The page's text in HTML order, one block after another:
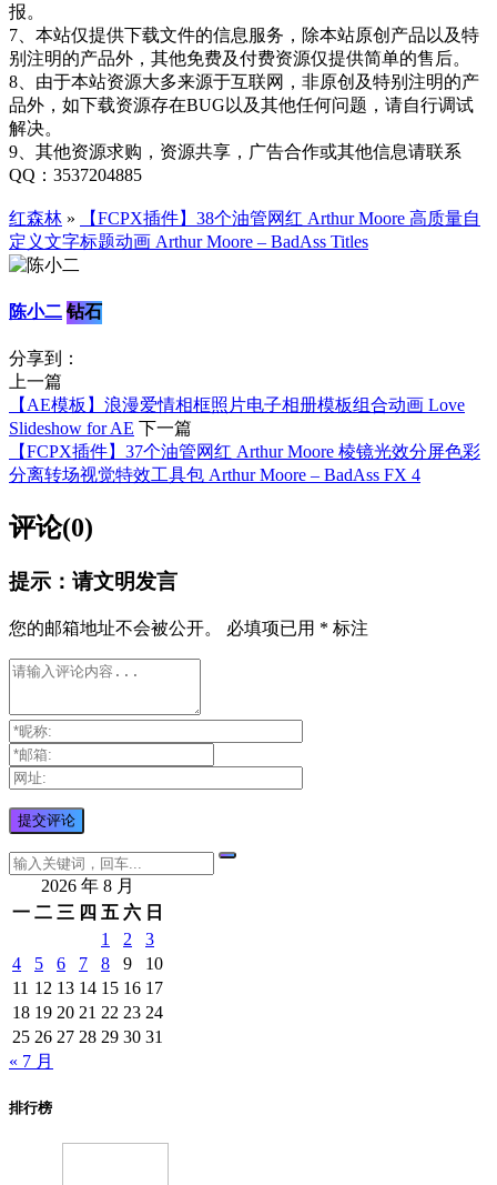
报。
7、本站仅提供下载文件的信息服务，除本站原创产品以及特
别注明的产品外，其他免费及付费资源仅提供简单的售后。
8、由于本站资源大多来源于互联网，非原创及特别注明的产
品外，如下载资源存在BUG以及其他任何问题，请自行调试
解决。
9、其他资源求购，资源共享，广告合作或其他信息请联系
QQ：3537204885
红森林 »
【FCPX插件】38个油管网红 Arthur Moore 高质量自
定义文字标题动画 Arthur Moore – BadAss Titles
陈小二 钻石
分享到：
上一篇
【AE模板】浪漫爱情相框照片电子相册模板组合动画 Love
Slideshow for AE 下一篇
【FCPX插件】37个油管网红 Arthur Moore 棱镜光效分屏色彩
分离转场视觉特效工具包 Arthur Moore – BadAss FX 4
评论(0)
提示：请文明发言
您的邮箱地址不会被公开。 必填项已用 * 标注
2026 年 8 月
一 二 三 四 五 六 日
1
2
3
4
5 6 7 8 9
10
11 12 13 14 15 16 17
18 19 20 21 22 23 24
25 26 27 28 29 30 31
« 7 月
排行榜